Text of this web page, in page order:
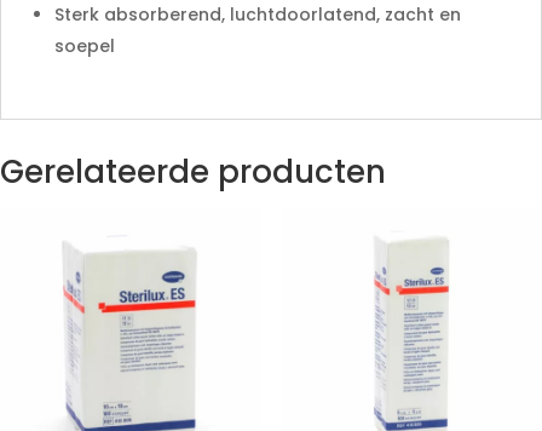
Sterk absorberend, luchtdoorlatend, zacht en
soepel
Gerelateerde producten